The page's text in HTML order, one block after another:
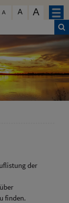
A A A
der
finden.